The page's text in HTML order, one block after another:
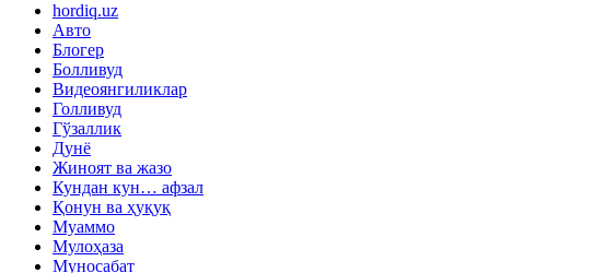
hordiq.uz
Авто
Блогер
Болливуд
Видеоянгиликлар
Голливуд
Гўзаллик
Дунё
Жиноят ва жазо
Кундан кун… афзал
Қонун ва ҳуқуқ
Муаммо
Мулоҳаза
Муносабат